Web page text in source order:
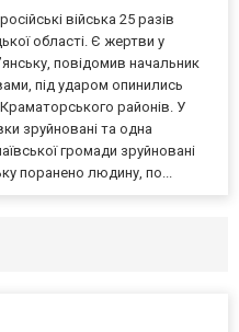
війська 25 разів
області. Є жертви у
повідомив начальник
під ударом опинились
районів. У
зруйновані та одна
громади зруйновані
поранено людину, по...